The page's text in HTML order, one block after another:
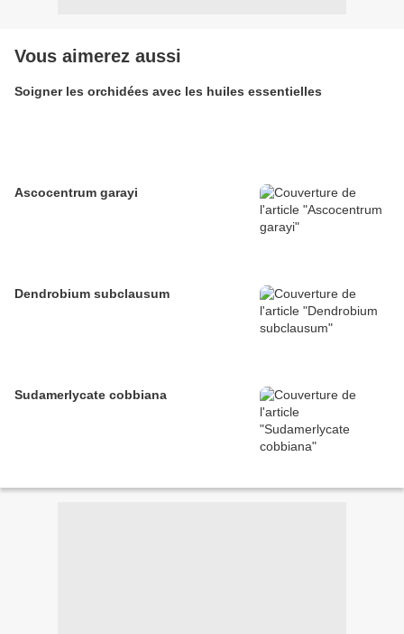
Vous aimerez aussi
Soigner les orchidées avec les huiles essentielles
Ascocentrum garayi
Dendrobium subclausum
Sudamerlycate cobbiana